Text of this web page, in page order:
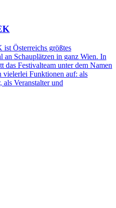
Österreichs größtes
Schauplätzen in ganz Wien. In
das Festivalteam unter dem Namen
Funktionen auf: als
Veranstalter und